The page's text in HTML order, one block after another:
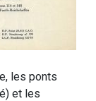
les ponts
et les